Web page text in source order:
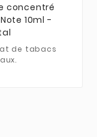
concentré
10ml -
de tabacs